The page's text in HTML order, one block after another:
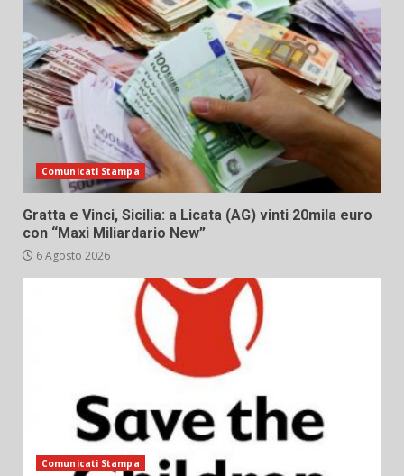
Comunicati Stampa
Gratta e Vinci, Sicilia: a Licata (AG) vinti 20mila euro
con “Maxi Miliardario New”
6 Agosto 2026
Comunicati Stampa